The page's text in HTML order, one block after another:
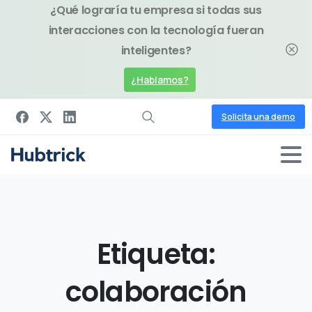
¿Qué lograría tu empresa si todas sus
interacciones con la tecnología fueran
inteligentes?
¿Hablamos?
Solicita una demo
Etiqueta:
colaboración